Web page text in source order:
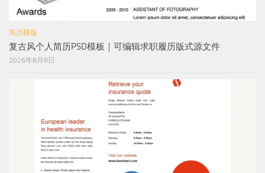
简历模版
复古风个人简历PSD模板｜可编辑求职履历版式源文件
2026年8月8日